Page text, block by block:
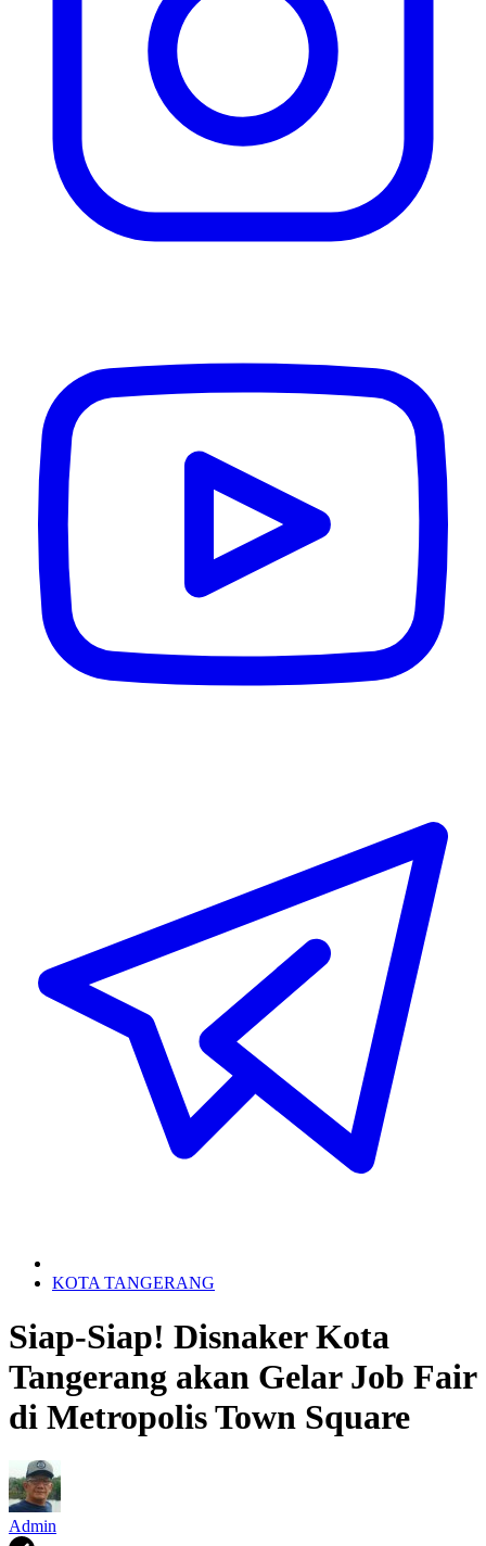
KOTA TANGERANG
Siap-Siap! Disnaker Kota
Tangerang akan Gelar Job Fair
di Metropolis Town Square
Admin